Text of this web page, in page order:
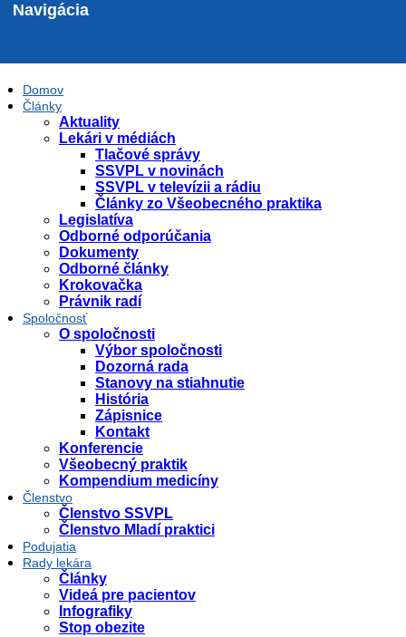
Navigácia
Domov
Články
Aktuality
Lekári v médiách
Tlačové správy
SSVPL v novinách
SSVPL v televízii a rádiu
Články zo Všeobecného praktika
Legislatíva
Odborné odporúčania
Dokumenty
Odborné články
Krokovačka
Právnik radí
Spoločnosť
O spoločnosti
Výbor spoločnosti
Dozorná rada
Stanovy na stiahnutie
História
Zápisnice
Kontakt
Konferencie
Všeobecný praktik
Kompendium medicíny
Členstvo
Členstvo SSVPL
Členstvo Mladí praktici
Podujatia
Rady lekára
Články
Videá pre pacientov
Infografiky
Stop obezite